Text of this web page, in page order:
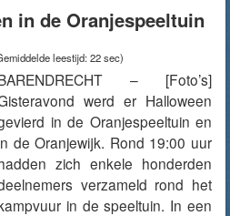
in de Oranjespeeltuin
leestijd: 22 sec)
– [Foto’s]
werd er Halloween
in de Oranjespeeltuin en
de Oranjewijk. Rond 19:00 uur
zich enkele honderden
verzameld rond het
in de speeltuin. In een